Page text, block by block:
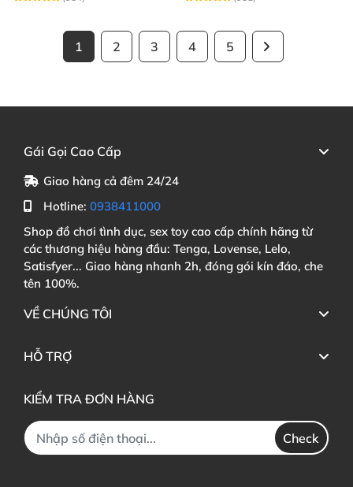
1 2 3 4 5
Gái Gọi Cao Cấp
Giao hàng cả đêm 24/24
Hotline: 0938411000
Shop đồ chơi tình dục, sex toy cao cấp chính hãng từ
các thương hiệu hàng đầu: Tenga, Lovense, Lelo,
Satisfyer... Giao hàng nhanh 2h, đóng gói kín đáo, che
tên 100%.
VỀ CHÚNG TÔI
HỖ TRỢ
KIỂM TRA ĐƠN HÀNG
Check